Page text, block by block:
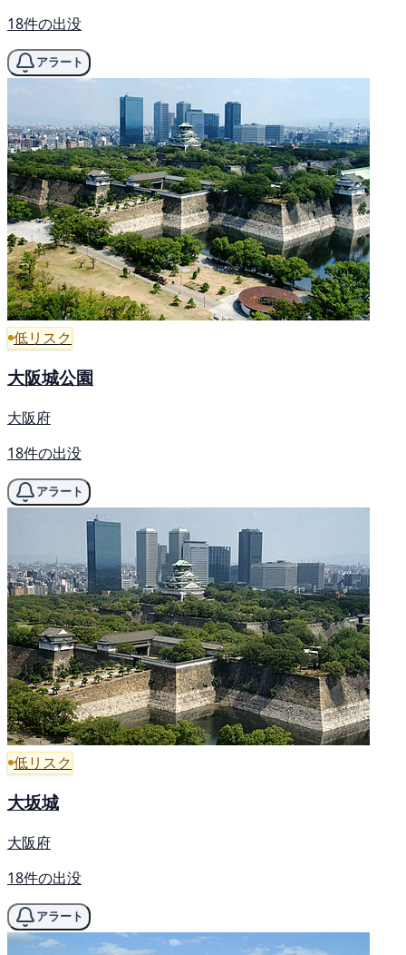
18件の出没
アラート
低リスク
大阪城公園
大阪府
18件の出没
アラート
低リスク
大坂城
大阪府
18件の出没
アラート